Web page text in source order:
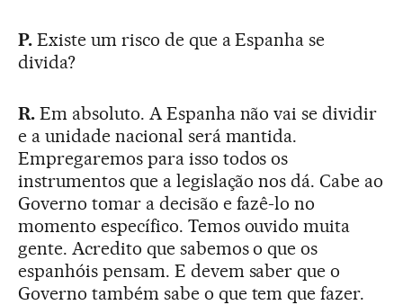
P.Existe um risco de que a Espanha se
divida?
R.Em absoluto. A Espanha não vai se dividir
e a unidade nacional será mantida.
Empregaremos para isso todos os
instrumentos que a legislação nos dá. Cabe ao
Governo tomar a decisão e fazê-lo no
momento específico. Temos ouvido muita
gente. Acredito que sabemos o que os
espanhóis pensam. E devem saber que o
Governo também sabe o que tem que fazer.